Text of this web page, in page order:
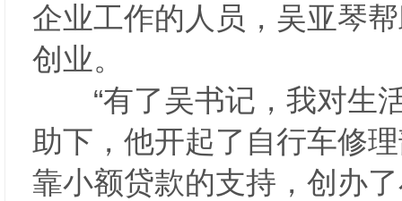
企业工作的人员，吴亚琴
创业。
“有了吴书记，我对生活
助下，他开起了自行车修
靠小额贷款的支持，创办